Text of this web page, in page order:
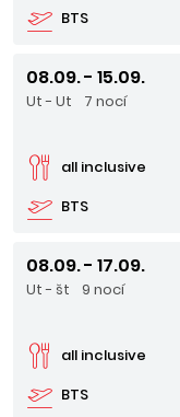
BTS
08.09. - 15.09.
Ut - Ut 7 nocí
BTS
all inclusive
08.09. - 17.09.
Ut - št 9 nocí
BTS
all inclusive